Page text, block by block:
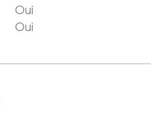
Oui
Oui